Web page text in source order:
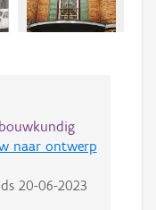
naar ontwerp
20-06-2023